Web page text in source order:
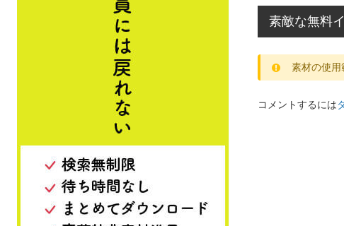
素敵な無料
素材の使用
コメントするには